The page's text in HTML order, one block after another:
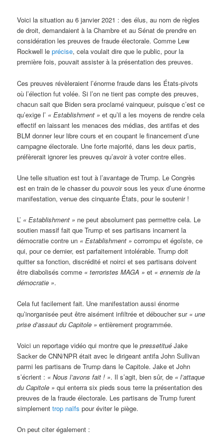
Voici la situation au 6 janvier 2021 : des élus, au nom de règles
de droit, demandaient à la Chambre et au Sénat de prendre en
considération les preuves de fraude électorale. Comme Lew
Rockwell leprécise, cela voulait dire que le public, pour la
première fois, pouvait assister à la présentation des preuves.
Ces preuves révèleraient l’énorme fraude dans les États-pivots
où l’élection fut volée. Si l’on ne tient pas compte des preuves,
chacun sait que Biden sera proclamé vainqueur, puisque c’est ce
qu’exige l’ « Establishment » et qu’il a les moyens de rendre cela
effectif en laissant les menaces des médias, des antifas et des
BLM donner leur libre cours et en coupant le financement d’une
campagne électorale. Une forte majorité, dans les deux partis,
préfèrerait ignorer les preuves qu’avoir à voter contre elles.
Une telle situation est tout à l’avantage de Trump. Le Congrès
est en train de le chasser du pouvoir sous les yeux d’une énorme
manifestation, venue des cinquante États, pour le soutenir !
L’ « Establishment » ne peut absolument pas permettre cela. Le
soutien massif fait que Trump et ses partisans incarnent la
démocratie contre un « Establishment » corrompu et égoïste, ce
qui, pour ce dernier, est parfaitement intolérable. Trump doit
quitter sa fonction, discrédité et noirci et ses partisans doivent
être diabolisés comme « terroristes MAGA » et « ennemis de la
démocratie ».
Cela fut facilement fait. Une manifestation aussi énorme
qu’inorganisée peut être aisément infiltrée et déboucher sur « une
prise d’assaut du Capitole » entièrement programmée.
Voici un reportage vidéo qui montre que lepressetitué Jake
Sacker de CNN/NPR était avec le dirigeant antifa John Sullivan
parmi les partisans de Trump dans le Capitole. Jake et John
s’écrient : « Nous l’avons fait ! ». Il s’agit, bien sûr, de « l’attaque
du Capitole » qui enterra six pieds sous terre la présentation des
preuves de la fraude électorale. Les partisans de Trump furent
simplementtrop naïfs pour éviter le piège.
On peut citer également :